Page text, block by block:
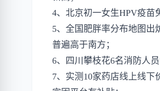
4、北京初一女生HPV疫苗
5、全国肥胖率分布地图出
普遍高于南方；
6、四川攀枝花6名消防人
7、实测10家药店线上线下